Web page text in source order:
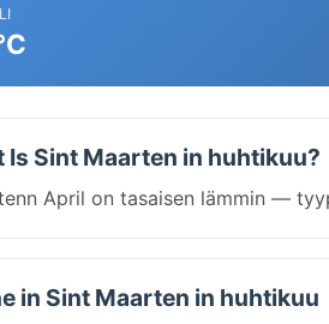
Is Sint Maarten in huhtikuu?
April on tasaisen lämmin —
in Sint Maarten in huhtikuu